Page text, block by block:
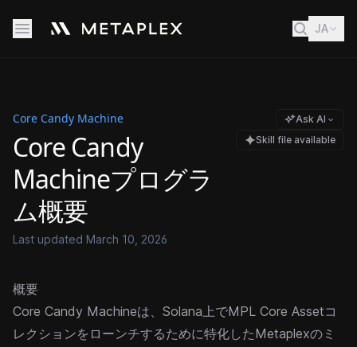
JA
Core Candy Machine
Core Candy
Machineプログラ
ム概要
Last updated March 10, 2026
Ask AI
Skill file available
概要
Core Candy Machineは、Solana上でMPL Core Assetコ
レクションをローンチするために特化したMetaplexのミ